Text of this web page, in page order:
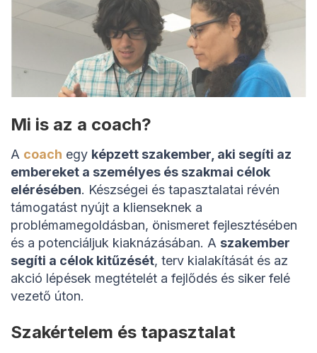
Mi is az a coach?
A coach egy képzett szakember, aki segíti az
embereket a személyes és szakmai célok
elérésében. Készségei és tapasztalatai révén
támogatást nyújt a klienseknek a
problémamegoldásban, önismeret fejlesztésében
és a potenciáljuk kiaknázásában. A szakember
segíti a célok kitűzését, terv kialakítását és az
akció lépések megtételét a fejlődés és siker felé
vezető úton.
Szakértelem és tapasztalat